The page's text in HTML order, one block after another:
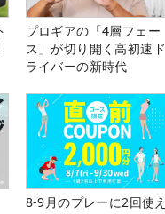
プロギアの「4層フェー
ス」が切り開く高初速ド
ライバーの新時代
8-9月のプレーに2回使え